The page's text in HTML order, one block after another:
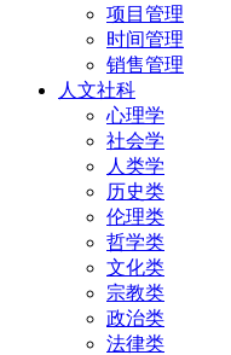
项目管理
时间管理
销售管理
人文社科
心理学
社会学
人类学
历史类
伦理类
哲学类
文化类
宗教类
政治类
法律类